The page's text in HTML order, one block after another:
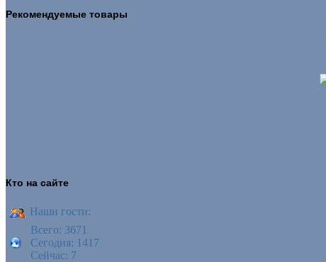
Рекомендуемые товары
Кто на сайте
Наши гости:
Всего: 3671
Сегодня: 1417
Сейчас: 7